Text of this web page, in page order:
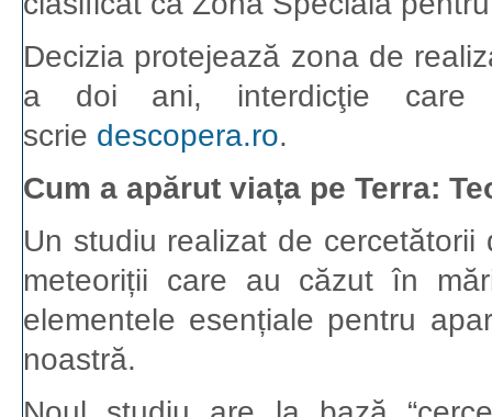
Decizia protejează zona de
a doi ani, interdicţie
scrie descopera.ro.
Cum a apărut viața pe Terra:
Un studiu realizat de
meteoriții care au căzut în
elementele esențiale pentru
noastră.